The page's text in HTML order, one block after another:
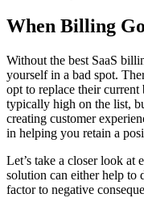
When Billing
Without the best SaaS
yourself in a bad spot.
opt to replace their
typically high on the list,
creating customer
in helping you retain a
Let’s take a closer look at
solution can either help to
factor to negative